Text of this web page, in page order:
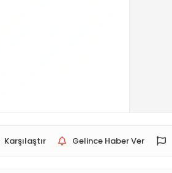
Karşılaştır Gelince Haber Ver